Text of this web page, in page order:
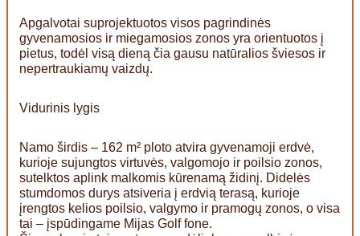
Apgalvotai suprojektuotos visos pagrindinės
gyvenamosios ir miegamosios zonos yra orientuotos į
pietus, todėl visą dieną čia gausu natūralios šviesos ir
nepertraukiamų vaizdų.
Vidurinis lygis
Namo širdis – 162 m² ploto atvira gyvenamoji erdvė,
kurioje sujungtos virtuvės, valgomojo ir poilsio zonos,
sutelktos aplink malkomis kūrenamą židinį. Didelės
stumdomos durys atsiveria į erdvią terasą, kurioje
įrengtos kelios poilsio, valgymo ir pramogų zonos, o visa
tai – įspūdingame Mijas Golf fone.